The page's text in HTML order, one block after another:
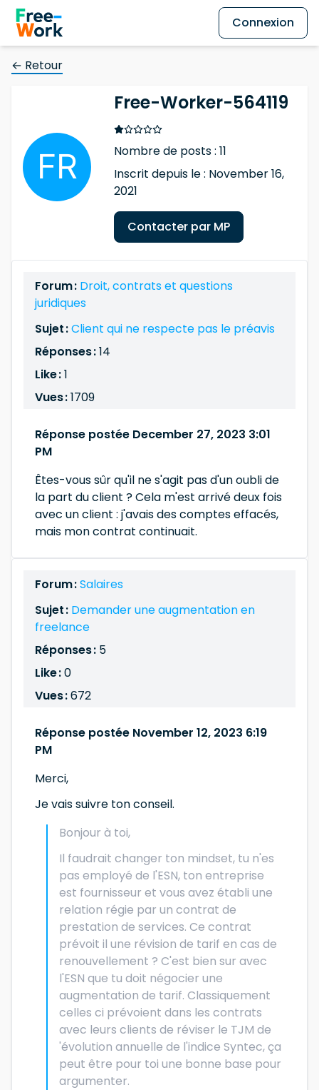
Connexion
← Retour
Free-Worker-564119
Nombre de posts : 11
Inscrit depuis le : November 16,
2021
Contacter par MP
Forum : Droit, contrats et questions
juridiques
Sujet :Client qui ne respecte pas le préavis
Réponses :14
Like :1
Vues :1709
Réponse postée December 27, 2023 3:01
PM
Êtes-vous sûr qu'il ne s'agit pas d'un oubli de
la part du client ? Cela m'est arrivé deux fois
avec un client : j'avais des comptes effacés,
mais mon contrat continuait.
Forum :Salaires
Sujet : Demander une augmentation en
freelance
Réponses : 5
Like :0
Vues :672
Réponse postée November 12, 2023 6:19
PM
Merci,
Je vais suivre ton conseil.
Bonjour à toi,
Il faudrait changer ton mindset, tu n'es
pas employé de l'ESN, ton entreprise
est fournisseur et vous avez établi une
relation régie par un contrat de
prestation de services. Ce contrat
prévoit il une révision de tarif en cas de
renouvellement ? C'est bien sur avec
l'ESN que tu doit négocier une
augmentation de tarif. Classiquement
celles ci prévoient dans les contrats
avec leurs clients de réviser le TJM de
'évolution annuelle de l'indice Syntec, ça
peut être pour toi une bonne base pour
argumenter.